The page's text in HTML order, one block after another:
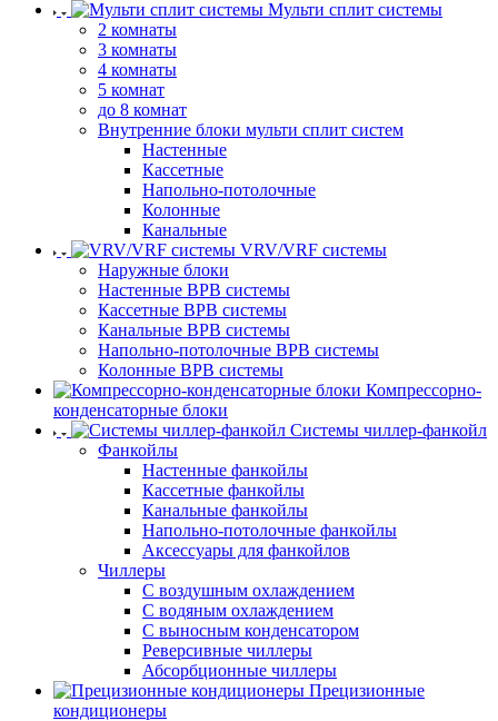
Мульти сплит системы
2 комнаты
3 комнаты
4 комнаты
5 комнат
до 8 комнат
Внутренние блоки мульти сплит систем
Настенные
Кассетные
Напольно-потолочные
Колонные
Канальные
VRV/VRF системы
Наружные блоки
Настенные ВРВ системы
Кассетные ВРВ системы
Канальные ВРВ системы
Напольно-потолочные ВРВ системы
Колонные ВРВ системы
Компрессорно-
конденсаторные блоки
Системы чиллер-фанкойл
Фанкойлы
Настенные фанкойлы
Кассетные фанкойлы
Канальные фанкойлы
Напольно-потолочные фанкойлы
Аксессуары для фанкойлов
Чиллеры
С воздушным охлаждением
С водяным охлаждением
С выносным конденсатором
Реверсивные чиллеры
Абсорбционные чиллеры
Прецизионные
кондиционеры